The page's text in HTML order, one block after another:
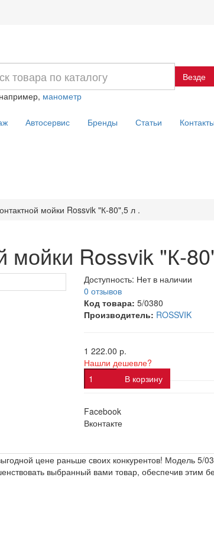
Везде
манометр
Автосервис Бренды Статьи Контакты
мойки Rossvik "К-80",5 л .
мойки Rossvik "К-
Доступность: Нет в наличии
0 отзывов
Код товара: 5/0380
Производитель: ROSSVIK
1 222.00 р.
Нашли дешевле?
В корзину
Facebook
Вконтакте
цене раньше своих конкурентов! Модель 5/
выбранный вами товар, обеспечив этим